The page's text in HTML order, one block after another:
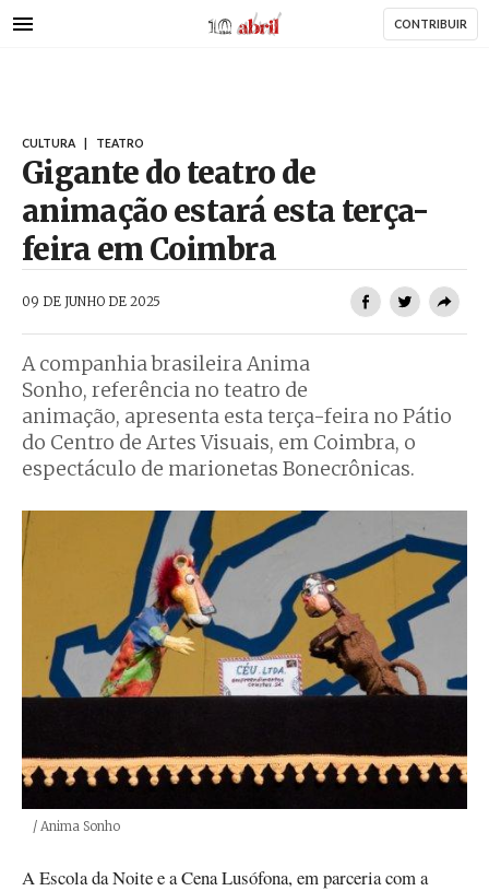
para
AbrilAbril CONTRIBUIR
CULTURA TEATRO
Gigante do teatro de
animação estará esta terça-
feira em Coimbra
09 DE JUNHO DE 2025
A companhia brasileira Anima
Sonho, referência no teatro de
animação, apresenta esta terça-feira no Pátio
do Centro de Artes Visuais, em Coimbra, o
espectáculo de marionetas Bonecrônicas.
Créditos
/ Anima Sonho
A Escola da Noite e a Cena Lusófona, em parceria com a